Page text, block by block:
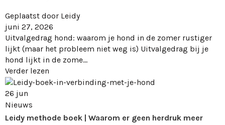
Geplaatst door Leidy
juni 27, 2026
Uitvalgedrag hond: waarom je hond in de zomer rustiger
lijkt (maar het probleem niet weg is) Uitvalgedrag bij je
hond lijkt in de zome...
Verder lezen
26 jun
Nieuws
Leidy methode boek | Waarom er geen herdruk meer